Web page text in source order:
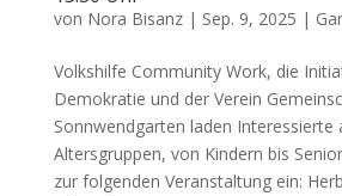
von Nora Bisanz| Sep. 9, 2025 |
Volkshilfe Community Work, die
Demokratie und der Verein
Sonnwendgarten laden Interessierte
Altersgruppen, von Kindern bis
zur folgenden Veranstaltung ein: